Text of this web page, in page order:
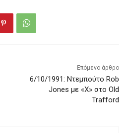
Επόμενο άρθρο
6/10/1991: Ντεμπούτο Rob
Jones με «Χ» στο Old
Trafford